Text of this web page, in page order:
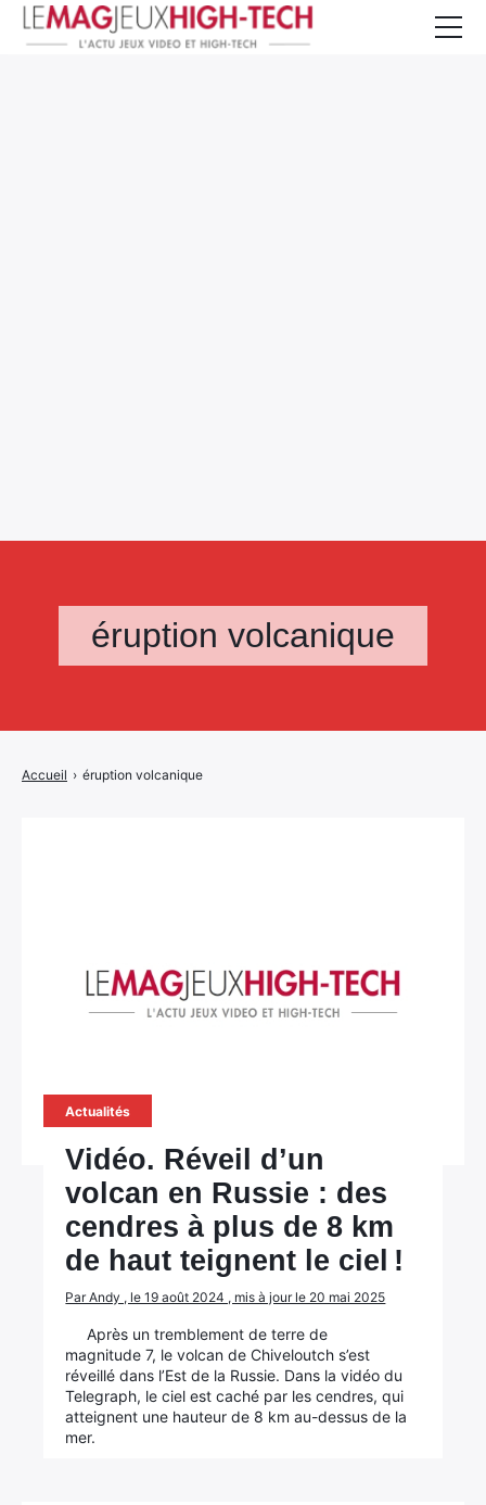
éruption volcanique
Accueil › éruption volcanique
Actualités
Vidéo. Réveil d’un
volcan en Russie : des
cendres à plus de 8 km
de haut teignent le ciel !
Par Andy , le 19 août 2024 , mis à jour le 20 mai 2025
Après un tremblement de terre de
magnitude 7, le volcan de Chiveloutch s’est
réveillé dans l’Est de la Russie. Dans la vidéo du
Telegraph, le ciel est caché par les cendres, qui
atteignent une hauteur de 8 km au-dessus de la
mer.